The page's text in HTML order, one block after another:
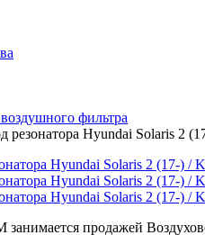
фильтра
резонатора Hyundai Solaris 2
продажей